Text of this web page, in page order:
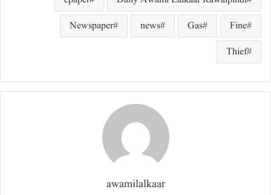
Fine
Gas
news
Newspaper
Thief
awamilalkaar